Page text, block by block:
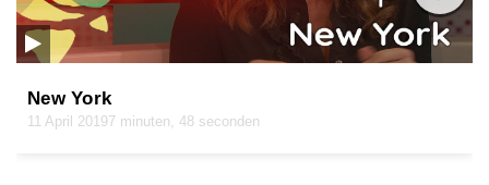
New York
11 April 20197 minuten, 48 seconden